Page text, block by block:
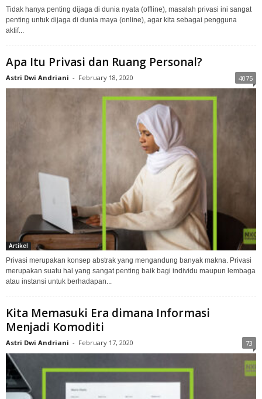
Tidak hanya penting dijaga di dunia nyata (offline), masalah privasi ini sangat
penting untuk dijaga di dunia maya (online), agar kita sebagai pengguna
aktif...
Apa Itu Privasi dan Ruang Personal?
Astri Dwi Andriani - February 18, 2020 4075
Artikel
Privasi merupakan konsep abstrak yang mengandung banyak makna. Privasi
merupakan suatu hal yang sangat penting baik bagi individu maupun lembaga
atau instansi untuk berhadapan...
Kita Memasuki Era dimana Informasi
Menjadi Komoditi
Astri Dwi Andriani - February 17, 2020 73